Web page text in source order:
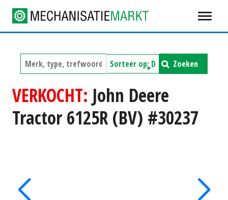
Zoeken
VERKOCHT: John Deere
Tractor 6125R (BV) #30237